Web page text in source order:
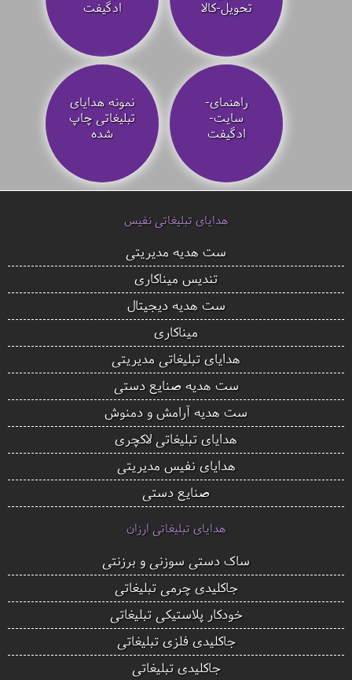
تحویل-کالا
ادگیفت
راهنمای-
سایت-
ادگیفت
نمونه هدایای
تبلیغاتی چاپ
شده
هدایای تبلیغاتی نفیس
ست هدیه مدیریتی
تندیس میناکاری
ست هدیه دیجیتال
میناکاری
هدایای تبلیغاتی مدیریتی
ست هدیه صنایع دستی
ست هدیه آرامش و دمنوش
هدایای تبلیغاتی لاکچری
هدایای نفیس مدیریتی
صنایع دستی
هدایای تبلیغاتی ارزان
ساک دستی سوزنی و برزنتی
جاکلیدی چرمی تبلیغاتی
خودکار پلاستیکی تبلیغاتی
جاکلیدی فلزی تبلیغاتی
جاکلیدی تبلیغاتی